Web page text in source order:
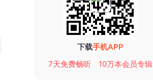
下载手机APP
7天免费畅听
10万本会员专辑